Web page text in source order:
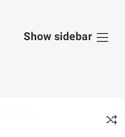
Show sidebar